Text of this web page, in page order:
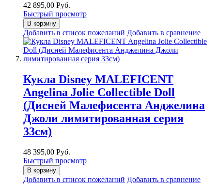
42 895,00 Руб.
Быстрый просмотр
В корзину
Добавить в список пожеланий Добавить в сравнение
Кукла Disney MALEFICENT
Angelina Jolie Collectible Doll
(Дисней Малефисента Анджелина
Джоли лимитированная серия
33см)
48 395,00 Руб.
Быстрый просмотр
В корзину
Добавить в список пожеланий Добавить в сравнение